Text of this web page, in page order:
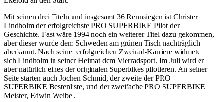
Mit seinen drei Titeln und insgesamt 36 Rennsiegen ist Christer
Lindholm der erfolgreichste PRO SUPERBIKE Pilot der
Geschichte. Fast wäre 1994 noch ein weiterer Titel dazu gekommen,
aber dieser wurde dem Schweden am grünen Tisch nachträglich
aberkannt. Nach seiner erfolgreichen Zweirad-Karriere widmete
sich Lindholm in seiner Heimat dem Vierradsport. Im Juli wird er
aber natürlich eines der originalen Superbikes pilotieren. An seiner
Seite starten auch Jochen Schmid, der zweite der PRO
SUPERBIKE Bestenliste, und der zweifache PRO SUPERBIKE
Meister, Edwin Weibel.